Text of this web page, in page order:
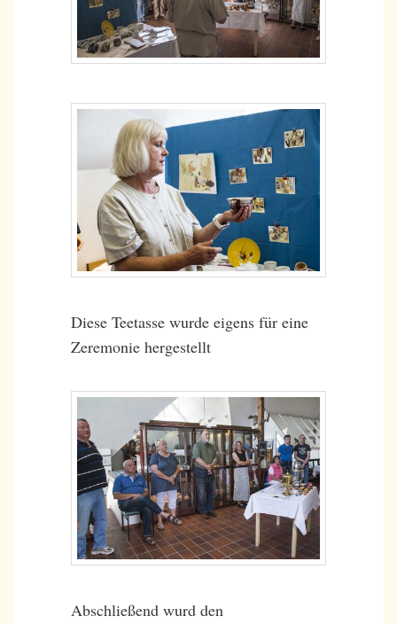
Diese Teetasse wurde eigens für eine
Zeremonie hergestellt
Abschließend wurd den